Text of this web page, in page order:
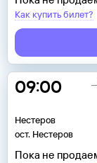
Как купить билет?
09:00
Нестеров
ост. Нестеров
Пока не